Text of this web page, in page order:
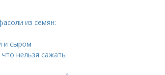
из семян:
и сыром
нельзя сажать